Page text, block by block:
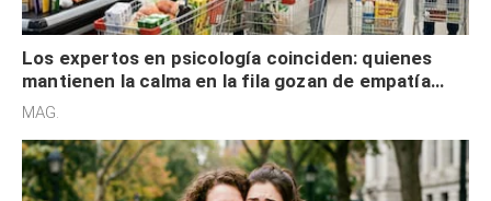
Los expertos en psicología coinciden: quienes
mantienen la calma en la fila gozan de empatía
cognitiva, gratitud y no solo tienen autocontrol
MAG.